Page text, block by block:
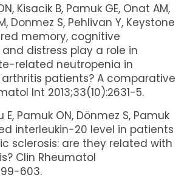
Kisacik B, Pamuk GE, Onat AM,
Donmez S, Pehlivan Y, Keystone
memory, cognitive
distress play a role in
related neutropenia in
patients? A comparative
Int 2013;33(10):2631-5.
E, Pamuk ON, Dönmez S, Pamuk
interleukin-20 level in patients
sclerosis: are they related with
Clin Rheumatol
603.